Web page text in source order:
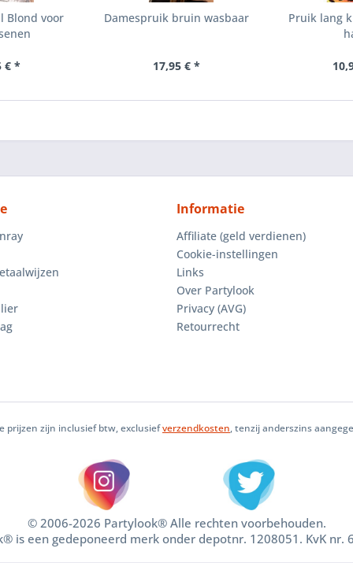
Blond voor
€ *
Damespruik bruin wasbaar
17,95 € *
Pruik lang
Informatie
Affiliate (geld verdienen)
Cookie-instellingen
Links
Over Partylook
Privacy (AVG)
Retourrecht
prijzen zijn inclusief btw, exclusiefverzendkosten, tenzij anderszins
© 2006-2026 Partylook® Alle rechten voorbehouden.
is een gedeponeerd merk onder depotnr. 1208051. KvK nr.